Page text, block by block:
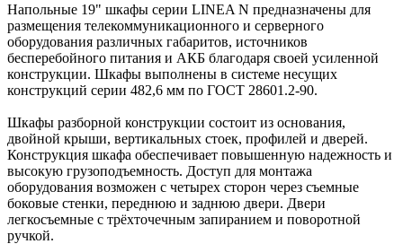
Напольные 19" шкафы серии LINEA N предназначены для
размещения телекоммуникационного и серверного
оборудования различных габаритов, источников
бесперебойного питания и АКБ благодаря своей усиленной
конструкции. Шкафы выполнены в системе несущих
конструкций серии 482,6 мм по ГОСТ 28601.2-90.
Шкафы разборной конструкции состоит из основания,
двойной крыши, вертикальных стоек, профилей и дверей.
Конструкция шкафа обеспечивает повышенную надежность и
высокую грузоподъемность. Доступ для монтажа
оборудования возможен с четырех сторон через съемные
боковые стенки, переднюю и заднюю двери. Двери
легкосъемные с трёхточечным запиранием и поворотной
ручкой.